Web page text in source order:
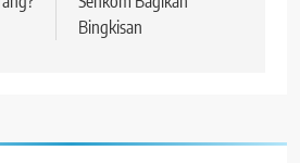
Bingkisan